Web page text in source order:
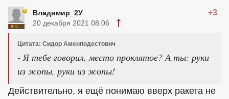
Владимир_2У +3
20 декабря 2021 08:06
Цитата: Сидор Аменподестович
- Я тебе говорил, место проклятое? А ты: руки
из жопы, руки из жопы!
Действительно, я ещё понимаю вверх ракета не